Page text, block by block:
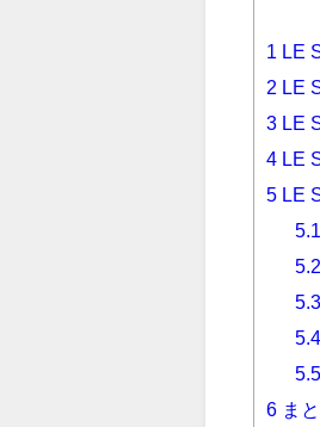
1 LE
2 LE
3 LE
4 LE
5 LE
5.1
5.2
5.3
5.4
5.5
6 ま